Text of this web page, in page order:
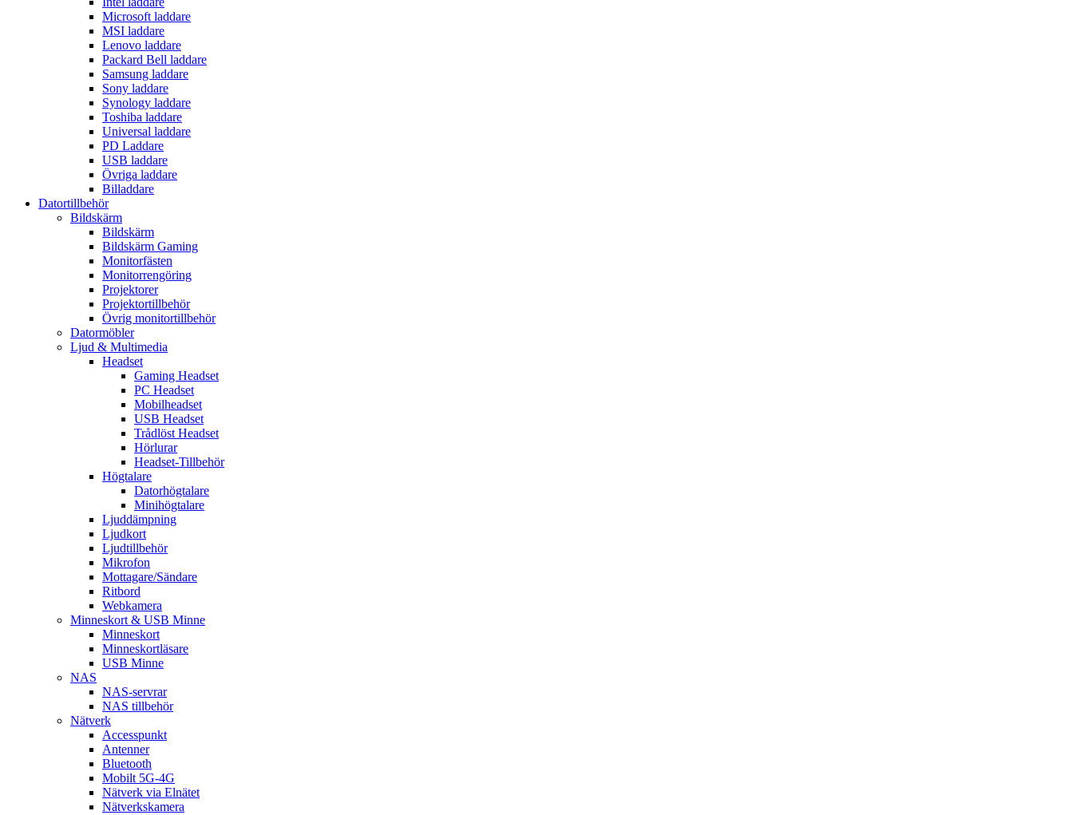
Microsoft laddare
MSI laddare
Lenovo laddare
Packard Bell laddare
Samsung laddare
Sony laddare
Synology laddare
Toshiba laddare
Universal laddare
PD Laddare
USB laddare
Övriga laddare
Billaddare
Datortillbehör
Bildskärm
Bildskärm
Bildskärm Gaming
Monitorfästen
Monitorrengöring
Projektorer
Projektortillbehör
Övrig monitortillbehör
Datormöbler
Ljud & Multimedia
Headset
Gaming Headset
PC Headset
Mobilheadset
USB Headset
Trådlöst Headset
Hörlurar
Headset-Tillbehör
Högtalare
Datorhögtalare
Minihögtalare
Ljuddämpning
Ljudkort
Ljudtillbehör
Mikrofon
Mottagare/Sändare
Ritbord
Webkamera
Minneskort & USB Minne
Minneskort
Minneskortläsare
USB Minne
NAS
NAS-servrar
NAS tillbehör
Nätverk
Accesspunkt
Antenner
Bluetooth
Mobilt 5G-4G
Nätverk via Elnätet
Nätverkskamera